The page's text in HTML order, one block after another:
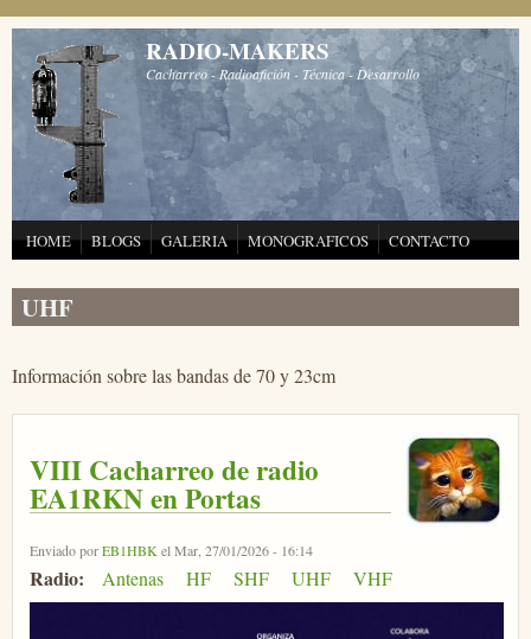
Pasar al contenido principal
RADIO-MAKERS
Cacharreo - Radioafición - Técnica - Desarrollo
HOME BLOGS GALERIA MONOGRAFICOS CONTACTO
UHF
Información sobre las bandas de 70 y 23cm
VIII Cacharreo de radio
EA1RKN en Portas
Enviado porEB1HBKel Mar, 27/01/2026 - 16:14
Radio: Antenas HF SHF UHF VHF